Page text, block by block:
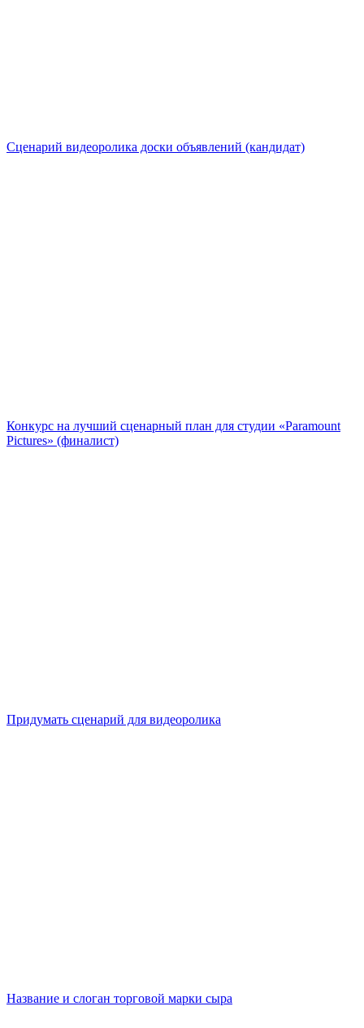
Сценарий видеоролика доски объявлений (кандидат)
Конкурс на лучший сценарный план для студии «Paramount
Pictures» (финалист)
Придумать сценарий для видеоролика
Название и слоган торговой марки сыра